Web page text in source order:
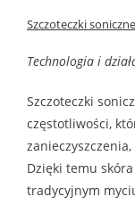
Szczoteczki
Technologia i
Szczoteczki
częstotliwości,
Dzięki temu
tradycyjnym